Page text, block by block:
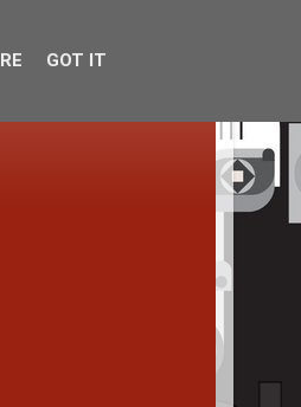
GOT IT